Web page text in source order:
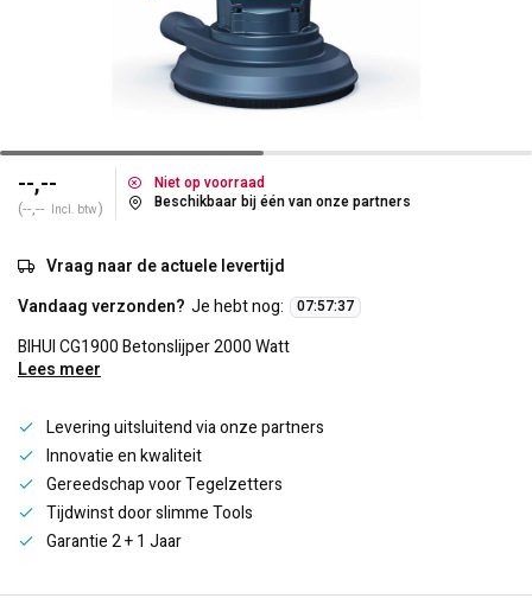
--,--
(--,-- Incl. btw)
Niet op voorraad
Beschikbaar bij één van onze partners
Vraag naar de actuele levertijd
Vandaag verzonden? Je hebt nog: 07:57:37
BIHUI CG1900 Betonslijper 2000 Watt
Lees meer
Levering uitsluitend via onze partners
Innovatie en kwaliteit
Gereedschap voor Tegelzetters
Tijdwinst door slimme Tools
Garantie 2 + 1 Jaar